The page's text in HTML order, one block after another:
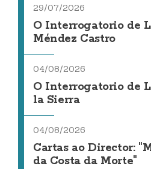
29/07/2026
O Interrogatorio de
Méndez Castro
04/08/2026
O Interrogatorio de
la Sierra
04/08/2026
Cartas ao Director:
da Costa da Morte"